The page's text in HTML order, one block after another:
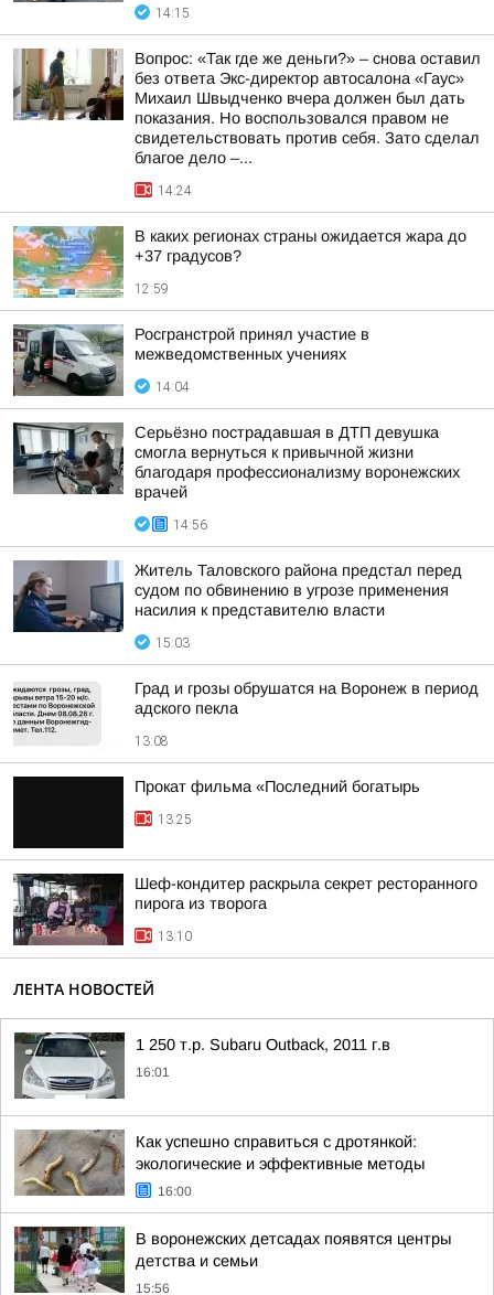
14:15
Вопрос: «Так где же деньги?» – снова оставил
без ответа Экс-директор автосалона «Гаус»
Михаил Швыдченко вчера должен был дать
показания. Но воспользовался правом не
свидетельствовать против себя. Зато сделал
благое дело –...
14:24
В каких регионах страны ожидается жара до
+37 градусов?
12:59
Росгранстрой принял участие в
межведомственных учениях
14:04
Серьёзно пострадавшая в ДТП девушка
смогла вернуться к привычной жизни
благодаря профессионализму воронежских
врачей
14:56
Житель Таловского района предстал перед
судом по обвинению в угрозе применения
насилия к представителю власти
15:03
Град и грозы обрушатся на Воронеж в период
адского пекла
13:08
Прокат фильма «Последний богатырь
13:25
Шеф-кондитер раскрыла секрет ресторанного
пирога из творога
13:10
ЛЕНТА НОВОСТЕЙ
1 250 т.р. Subaru Outback, 2011 г.в
16:01
Как успешно справиться с дротянкой:
экологические и эффективные методы
16:00
В воронежских детсадах появятся центры
детства и семьи
15:56